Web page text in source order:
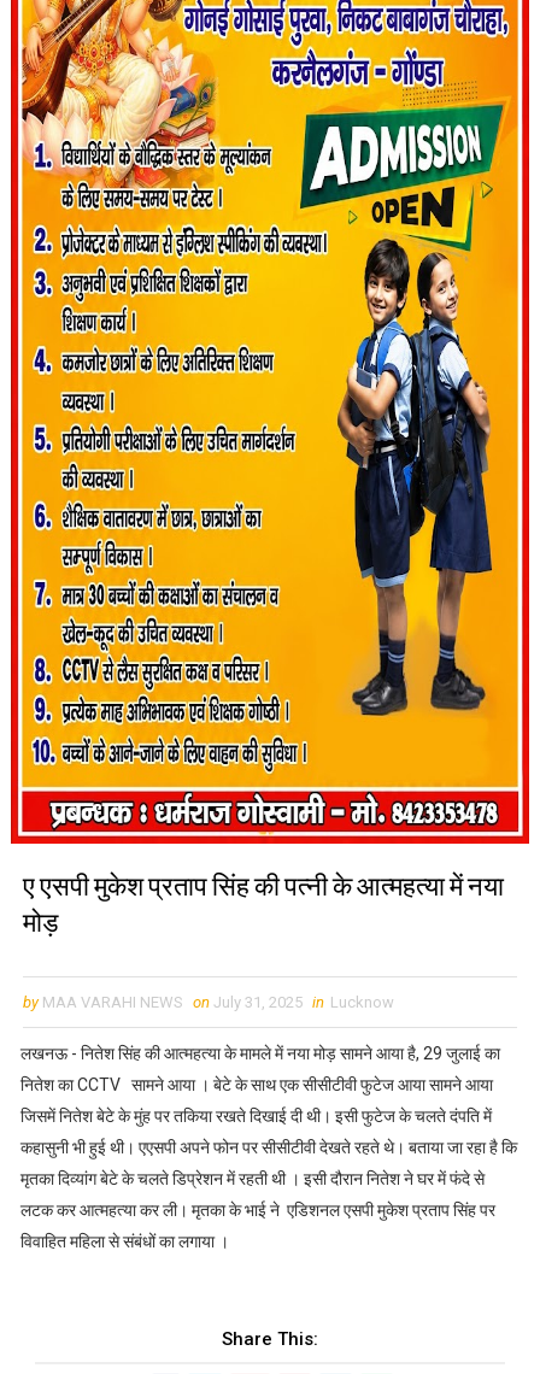
ए एसपी मुकेश प्रताप सिंह की पत्नी के आत्महत्या में नया
मोड़
by MAA VARAHI NEWS on July 31, 2025 in Lucknow
लखनऊ - नितेश सिंह की आत्महत्या के मामले में नया मोड़ सामने आया है, 29 जुलाई का
नितेश का CCTV सामने आया । बेटे के साथ एक सीसीटीवी फुटेज आया सामने आया
जिसमें नितेश बेटे के मुंह पर तकिया रखते दिखाई दी थी। इसी फुटेज के चलते दंपति में
कहासुनी भी हुई थी। एएसपी अपने फोन पर सीसीटीवी देखते रहते थे। बताया जा रहा है कि
मृतका दिव्यांग बेटे के चलते डिप्रेशन में रहती थी । इसी दौरान नितेश ने घर में फंदे से
लटक कर आत्महत्या कर ली। मृतका के भाई ने एडिशनल एसपी मुकेश प्रताप सिंह पर
विवाहित महिला से संबंधों का लगाया ।
Share This: